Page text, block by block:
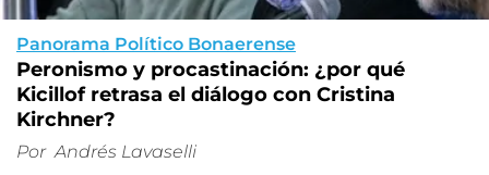
Panorama Político Bonaerense
Peronismo y procastinación: ¿por qué
Kicillof retrasa el diálogo con Cristina
Kirchner?
Por Andrés Lavaselli